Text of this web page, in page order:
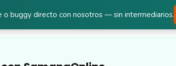
buggy directo con nosotros — sin intermediarios.